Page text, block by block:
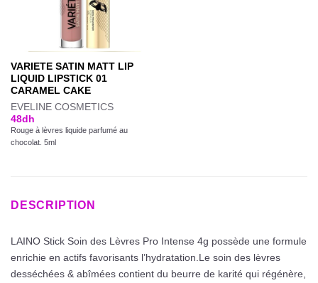
VARIETE SATIN MATT LIP
LIQUID LIPSTICK 01
CARAMEL CAKE
EVELINE COSMETICS
48dh
Rouge à lèvres liquide parfumé au
chocolat. 5ml
DESCRIPTION
LAINO Stick Soin des Lèvres Pro Intense 4g possède une formule
enrichie en actifs favorisants l’hydratation.Le soin des lèvres
desséchées & abîmées contient du beurre de karité qui régénère,